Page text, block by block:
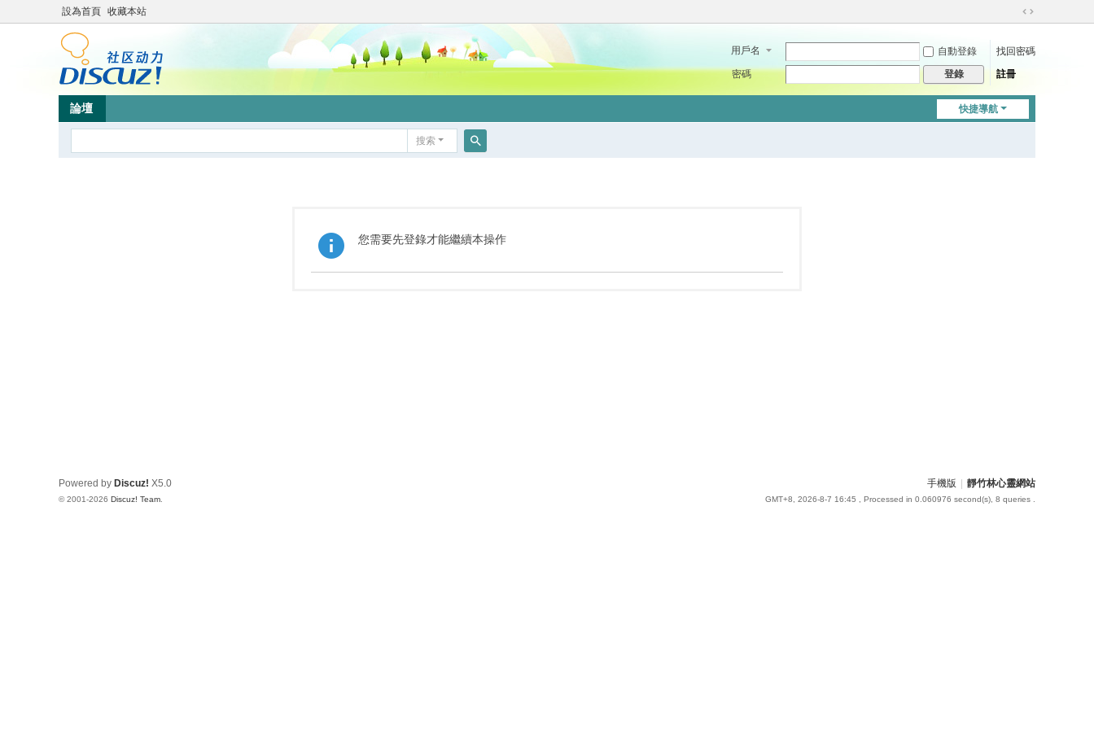
設為首頁 收藏本站
切
到
用戶名 自動登錄
找回密碼
密碼
登錄 註冊
快捷導航
論壇
搜索
您需要先登錄才能繼續本操作
手機版 靜竹林心靈網站
GMT+8, 2026-8-7 16:45 , Processed in 0.060976 second(s), 8 queries .
Powered by Discuz! X5.0
© 2001-2026 Discuz! Team